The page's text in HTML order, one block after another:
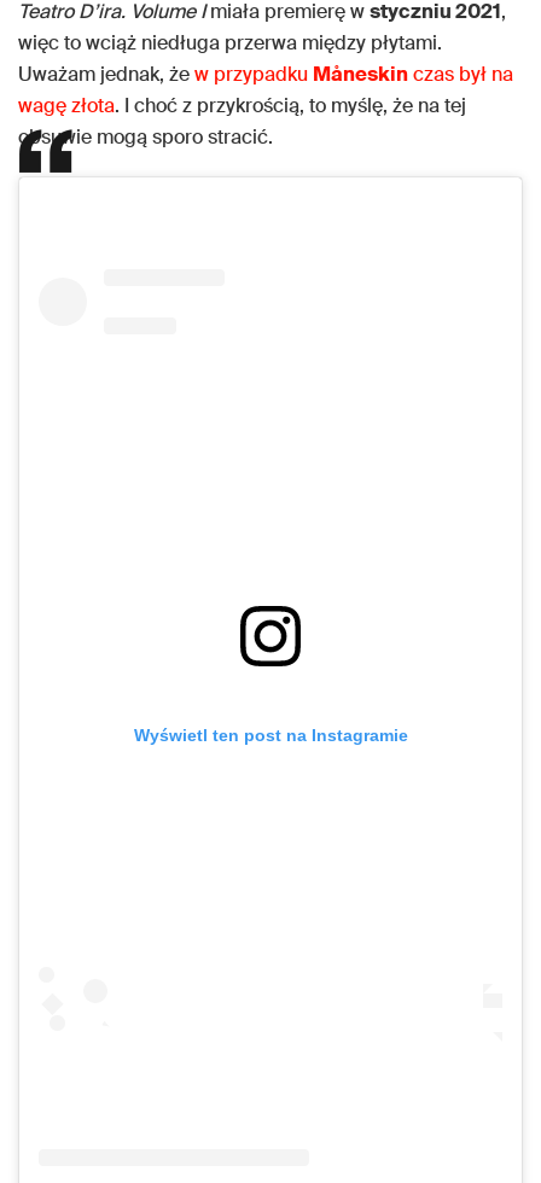
Teatro D’ira. Volume I miała premierę wstyczniu 2021,
więc to wciąż niedługa przerwa między płytami.
Uważam jednak, żew przypadku Måneskinczas był na
wagę złota. I choć z przykrością, to myślę, że na tej
obsuwie mogą sporo stracić.
Wyświetl ten post na Instagramie